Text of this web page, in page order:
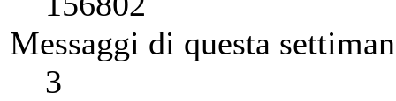
Messaggi di questa
3